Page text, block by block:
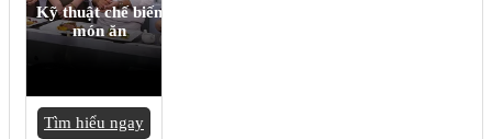
Kỹ thuật chế biến
món ăn
Tìm hiểu ngay